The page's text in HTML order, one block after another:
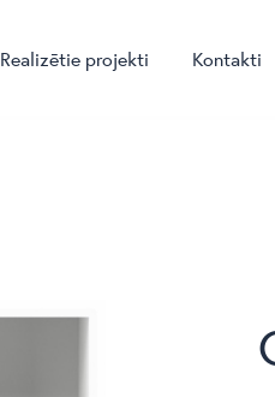
Realizētie projekti Kontakti